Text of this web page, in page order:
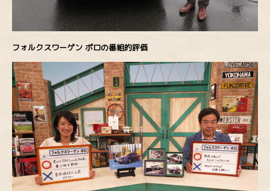
フォルクスワーゲン ポロの番組的評価